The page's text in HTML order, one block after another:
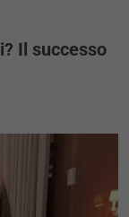
Il successo